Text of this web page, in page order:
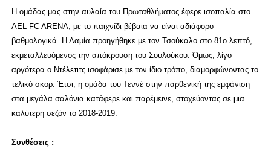
Η ομάδας μας στην αυλαία του Πρωταθλήματος έφερε ισοπαλία στο
AEL FC ARENA, με το παιχνίδι βέβαια να είναι αδιάφορο
βαθμολογικά. Η Λαμία προηγήθηκε με τον Τσούκαλο στο 81o λεπτό,
εκμεταλλευόμενος την απόκρουση του Σουλούκου. Όμως, λίγο
αργότερα ο Ντέλετιτς ισοφάρισε με τον ίδιο τρόπο, διαμορφώνοντας το
τελικό σκορ. Έτσι, η ομάδα του Τεννέ στην παρθενική της εμφάνιση
στα μεγάλα σαλόνια κατάφερε και παρέμεινε, στοχεύοντας σε μια
καλύτερη σεζόν το 2018-2019.
Συνθέσεις :